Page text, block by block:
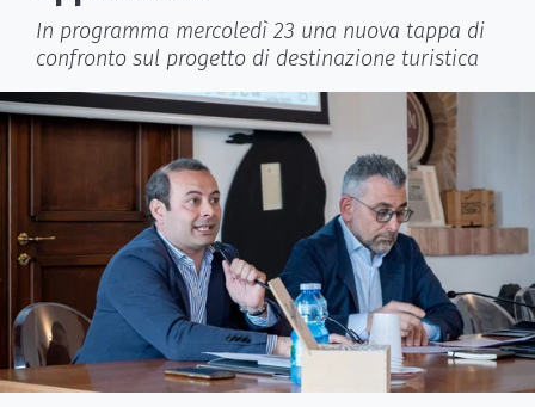
In programma mercoledì 23 una nuova tappa di
confronto sul progetto di destinazione turistica